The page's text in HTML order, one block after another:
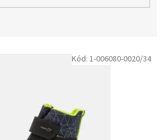
Kód: 1-006080-0020/34